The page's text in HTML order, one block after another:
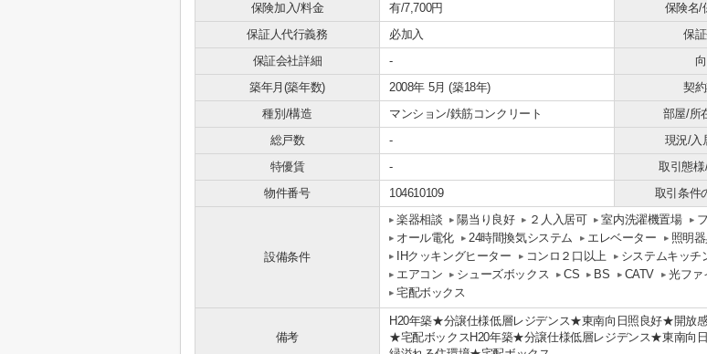
保険加入/料金
有/7,700円 保険名/
保証人代行義務
必加入 保
保証会社詳細
-
築年月(築年数)
2008年 5月 (築18年) 契
種別/構造
マンション/鉄筋コンクリート 部屋/所
総戸数
- 現況/入
特優賃
- 取引態
物件番号
104610109 取引条件
設備条件
楽器相談 陽当り良好 ２人入居可 室内洗濯機置場
オール電化
24時間換気システム エレベーター 照明
IHクッキングヒーター
コンロ２口以上 システムキッチ
エアコン
シューズボックス CS BS CATV 光ファ
宅配ボックス
備考
H20年築★分譲仕様低層レジデンス★東南向日照良好★開放
★宅配ボックスH20年築★分譲仕様低層レジデンス★東南